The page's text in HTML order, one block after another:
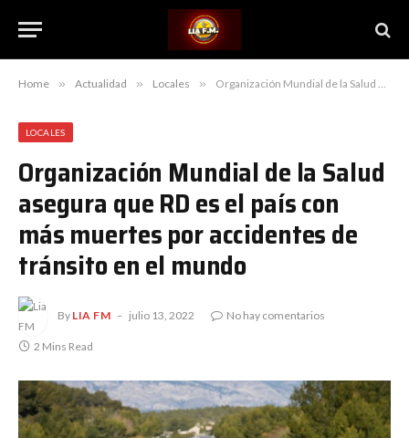
Home » Actualidad » Locales » Organización Mundial de la Salud asegura que RD es el país con más muertes por accidentes de tránsito en el mundo
LOCALES
Organización Mundial de la Salud
asegura que RD es el país con
más muertes por accidentes de
tránsito en el mundo
By LIA FM julio 13, 2022 No hay comentarios
2 Mins Read